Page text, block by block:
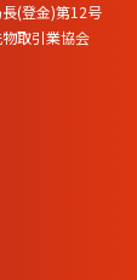
(登金)第12号
取引業協会